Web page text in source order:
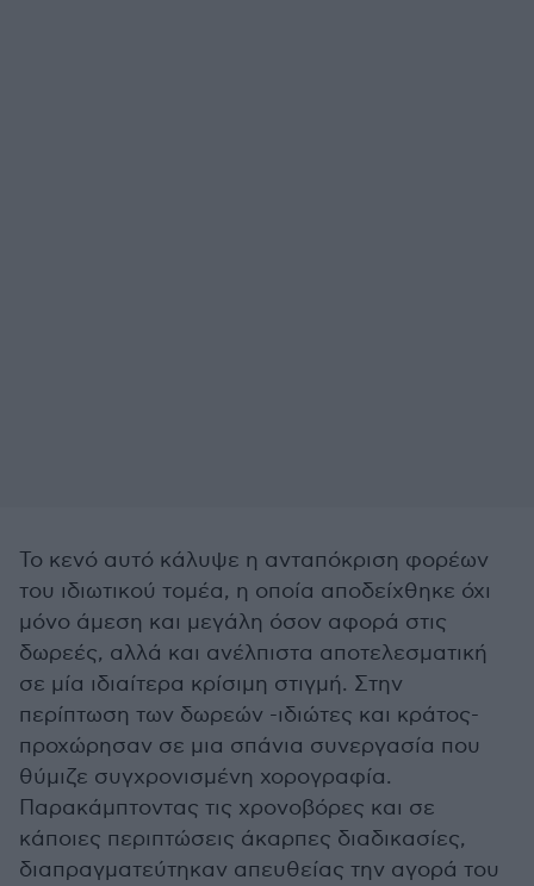
Το κενό αυτό κάλυψε η ανταπόκριση φορέων
του ιδιωτικού τομέα, η οποία αποδείχθηκε όχι
μόνο άμεση και μεγάλη όσον αφορά στις
δωρεές, αλλά και ανέλπιστα αποτελεσματική
σε μία ιδιαίτερα κρίσιμη στιγμή. Στην
περίπτωση των δωρεών -ιδιώτες και κράτος-
προχώρησαν σε μια σπάνια συνεργασία που
θύμιζε συγχρονισμένη χορογραφία.
Παρακάμπτοντας τις χρονοβόρες και σε
κάποιες περιπτώσεις άκαρπες διαδικασίες,
διαπραγματεύτηκαν απευθείας την αγορά του